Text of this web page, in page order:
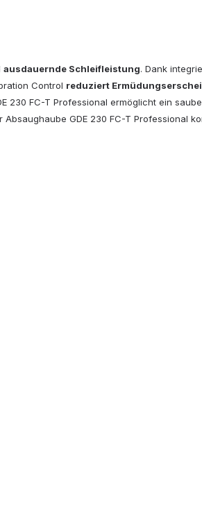
ausdauernde Schleifleistung. Dank
Control reduziert
230 FC-T Professional ermöglicht ein
Absaughaube GDE 230 FC-T Professional